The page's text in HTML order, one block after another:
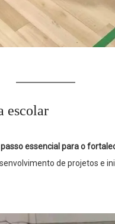
escolar
passo essencial para o
de projetos e